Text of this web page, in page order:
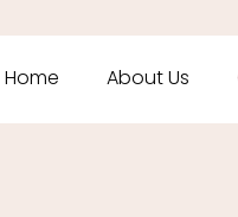
Home About Us